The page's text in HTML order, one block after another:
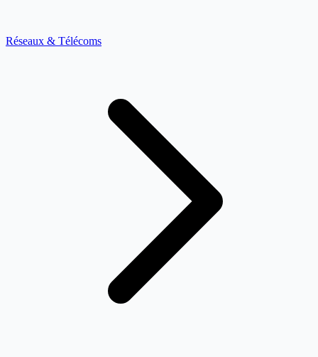
Réseaux & Télécoms